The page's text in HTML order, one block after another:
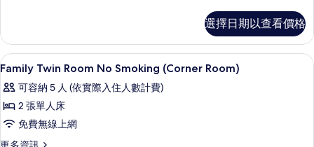
有
相
片
Room
Smoking
的
情
選擇日期以查看價格
顯
示
Family
Twin
Room
客房內保險箱、熨斗/熨衣板、免費無
1
Family Twin Room No Smoking (Corner Room)
可容納 5 人 (依實際入住人數計費)
2 張單人床
免費無線上網
更